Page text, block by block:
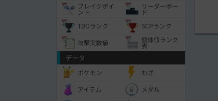
ブレイクポイ
ント
リーダーボー
ド
TDOランク
SCPランク
攻撃実数値
個体値ランク
表
データ
ポケモン
わざ
アイテム
メダル